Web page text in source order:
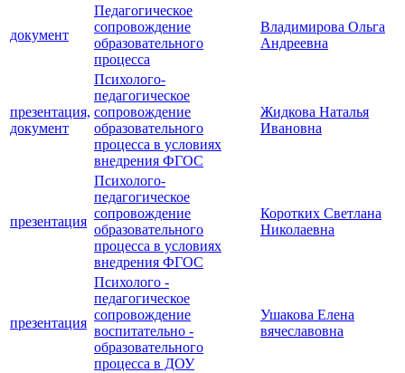
документ
Педагогическое
сопровождение
образовательного
процесса
Владимирова Ольга
Андреевна
презентация,
документ
Психолого-
педагогическое
сопровождение
образовательного
процесса в условиях
внедрения ФГОС
Жидкова Наталья
Ивановна
презентация
Психолого-
педагогическое
сопровождение
образовательного
процесса в условиях
внедрения ФГОС
Коротких Светлана
Николаевна
презентация
Психолого -
педагогическое
сопровождение
воспитательно -
образовательного
процесса в ДОУ
Ушакова Елена
вячеславовна